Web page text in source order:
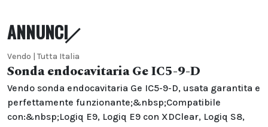
ANNUNCI
Vendo | Tutta Italia
Sonda endocavitaria Ge IC5-9-D
Vendo sonda endocavitaria Ge IC5-9-D, usata garantita e
perfettamente funzionante;&nbsp;Compatibile
con:&nbsp;Logiq E9, Logiq E9 con XDClear, Logiq S8,